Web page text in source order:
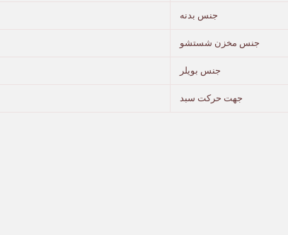
جنس بدنه
جنس مخزن شستشو
جنس بویلر
جهت حرکت سبد